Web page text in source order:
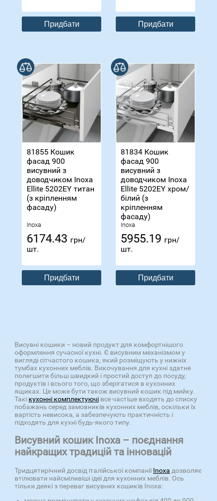
Придбати Придбати
81855 Кошик
фасад 900
висувний з
доводчиком Inoxa
Ellite 5202ЕY титан
(з кріпленням
фасаду)
Inoxa
6174.43 грн/
шт.
Придбати
81834 Кошик
фасад 900
висувний з
доводчиком Inoxa
Ellite 5202ЕY хром/
білий (з
кріпленням
фасаду)
Inoxa
5955.19 грн/
шт.
Придбати
Висувні кошики – новий продукт для комфортнішого
оформлення сучасної кухні. Є висувним механізмом у
вигляді сітчастого кошика, який розміщують у нижніх
тумбах кухонних меблів. Викочування для кухні здатне
полегшити більш швидкий і простий доступ до посуду,
продуктів і всього того, що зберігатися в кухонних
ящиках. Це може бути також висувний кошик під мийку.
Такі кухонні комплектуючі все частіше входять до списку
побажань серед замовників кухонних меблів, оскільки їх
вартість невисока, а забезпечують практичність і
підходять для кухні будь-якого типу.
Висувний кошик Inoxa – поєднання
найкращих традицій та інновацій
Тридцятирічний досвід італійської компаніїInoxa дозволяє
втілювати найсміливіші ідеї для кухонних меблів. Ось
тільки деякі з переваг висувних кошиків Inoxa: